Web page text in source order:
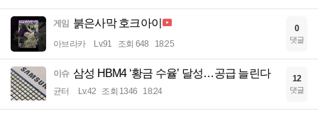
게임 붉은사막 호크아이
아브라카 Lv.91 조회 648 18:25
0
댓글
이슈 삼성 HBM4 ‘황금 수율’ 달성…공급 늘린다
균터 Lv.42 조회 1346 18:24
12
댓글